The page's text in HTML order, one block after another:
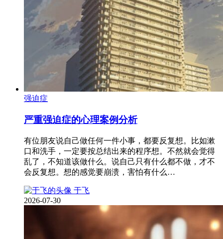
强迫症
严重强迫症的心理案例分析
有位朋友说自己做任何一件小事，都要反复想。比如漱
口和洗手，一定要按总结出来的程序想。不然就会觉得
乱了，不知道该做什么。说自己只有什么都不做，才不
会反复想。想的感觉要崩溃，害怕有什么…
于飞
2026-07-30